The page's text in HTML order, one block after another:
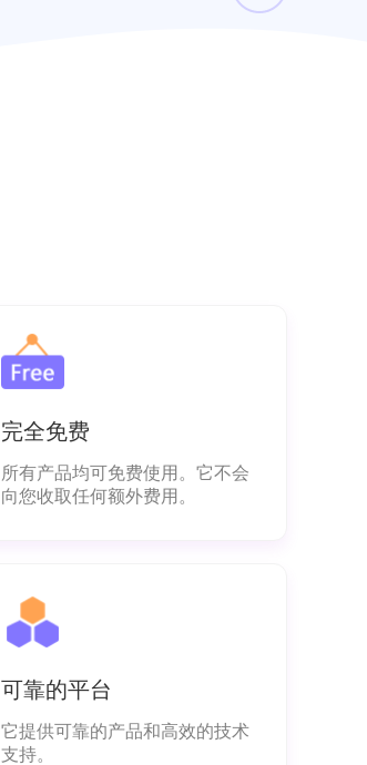
完全免费
所有产品均可免费使用。它不会
向您收取任何额外费用。
可靠的平台
它提供可靠的产品和高效的技术
支持。